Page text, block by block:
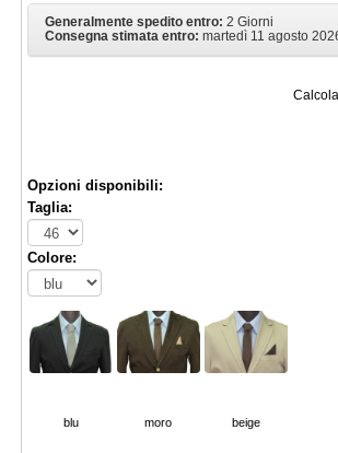
Generalmente spedito entro: 2 Giorni
Consegna stimata entro: martedì 11 agosto
Opzioni disponibili:
Taglia:
Colore:
blu moro beige